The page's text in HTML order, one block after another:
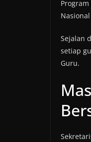
Sejalan
setiap
Guru.